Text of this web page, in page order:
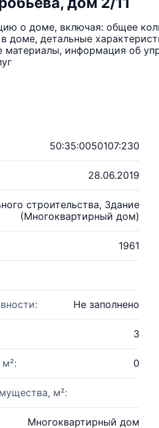
о доме, включая: общее
доме, детальные
материалы, информация об
50:35:0050107:230
28.06.2019
строительства, Здание
(Многоквартирный дом)
1961
Не заполнено
3
0
м²:
Многоквартирный дом